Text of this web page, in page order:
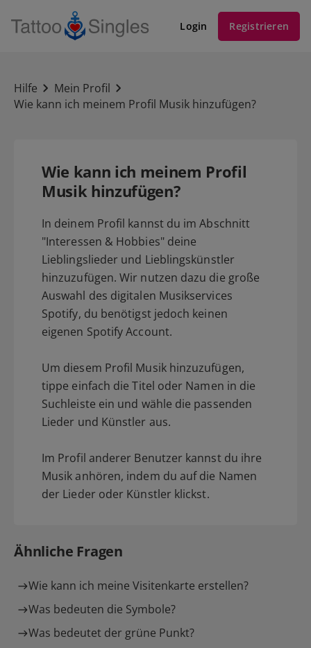
Login Registrieren
Hilfe
Mein Profil
Wie kann ich meinem Profil Musik hinzufügen?
Wie kann ich meinem Profil
Musik hinzufügen?
In deinem Profil kannst du im Abschnitt
"Interessen & Hobbies" deine
Lieblingslieder und Lieblingskünstler
hinzuzufügen. Wir nutzen dazu die große
Auswahl des digitalen Musikservices
Spotify, du benötigst jedoch keinen
eigenen Spotify Account.
Um diesem Profil Musik hinzuzufügen,
tippe einfach die Titel oder Namen in die
Suchleiste ein und wähle die passenden
Lieder und Künstler aus.
Im Profil anderer Benutzer kannst du ihre
Musik anhören, indem du auf die Namen
der Lieder oder Künstler klickst.
Ähnliche Fragen
Wie kann ich meine Visitenkarte erstellen?
Was bedeuten die Symbole?
Was bedeutet der grüne Punkt?